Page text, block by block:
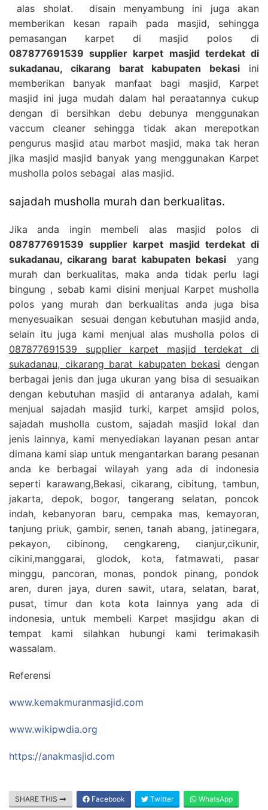
alas sholat. disain menyambung ini juga akan
memberikan kesan rapaih pada masjid, sehingga
pemasangan karpet di masjid polos di
087877691539 supplier karpet masjid terdekat di
sukadanau, cikarang barat kabupaten bekasi ini
memberikan banyak manfaat bagi masjid, Karpet
masjid ini juga mudah dalam hal peraatannya cukup
dengan di bersihkan debu debunya menggunakan
vaccum cleaner sehingga tidak akan merepotkan
pengurus masjid atau marbot masjid, maka tak heran
jika masjid masjid banyak yang menggunakan Karpet
musholla polos sebagai alas masjid.
sajadah musholla murah dan berkualitas.
Jika anda ingin membeli alas masjid polos di
087877691539 supplier karpet masjid terdekat di
sukadanau, cikarang barat kabupaten bekasi yang
murah dan berkualitas, maka anda tidak perlu lagi
bingung , sebab kami disini menjual Karpet musholla
polos yang murah dan berkualitas anda juga bisa
menyesuaikan sesuai dengan kebutuhan masjid anda,
selain itu juga kami menjual alas musholla polos di
087877691539 supplier karpet masjid terdekat di
sukadanau, cikarang barat kabupaten bekasi dengan
berbagai jenis dan juga ukuran yang bisa di sesuaikan
dengan kebutuhan masjid di antaranya adalah, kami
menjual sajadah masjid turki, karpet amsjid polos,
sajadah musholla custom, sajadah masjid lokal dan
jenis lainnya, kami menyediakan layanan pesan antar
dimana kami siap untuk mengantarkan barang pesanan
anda ke berbagai wilayah yang ada di indonesia
seperti karawang,Bekasi, cikarang, cibitung, tambun,
jakarta, depok, bogor, tangerang selatan, poncok
indah, kebanyoran baru, cempaka mas, kemayoran,
tanjung priuk, gambir, senen, tanah abang, jatinegara,
pekayon, cibinong, cengkareng, cianjur,cikunir,
cikini,manggarai, glodok, kota, fatmawati, pasar
minggu, pancoran, monas, pondok pinang, pondok
aren, duren jaya, duren sawit, utara, selatan, barat,
pusat, timur dan kota kota lainnya yang ada di
indonesia, untuk membeli Karpet masjidgu akan di
tempat kami silahkan hubungi kami terimakasih
wassalam.
Referensi
www.kemakmuranmasjid.com
www.wikipwdia.org
https://anakmasjid.com
SHARE THIS Facebook Twitter WhatsApp